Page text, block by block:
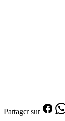
Partager sur